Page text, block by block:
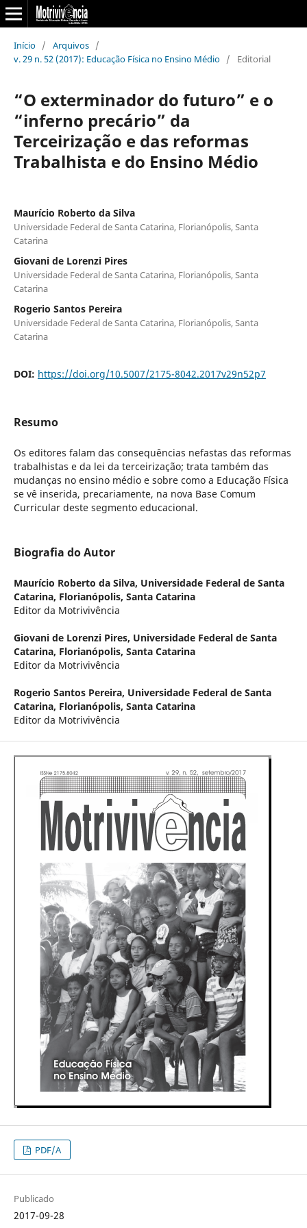
Início / Arquivos /
v. 29 n. 52 (2017): Educação Física no Ensino Médio / Editorial
“O exterminador do futuro” e o
“inferno precário” da
Terceirização e das reformas
Trabalhista e do Ensino Médio
Maurício Roberto da Silva
Universidade Federal de Santa Catarina, Florianópolis, Santa
Catarina
Giovani de Lorenzi Pires
Universidade Federal de Santa Catarina, Florianópolis, Santa
Catarina
Rogerio Santos Pereira
Universidade Federal de Santa Catarina, Florianópolis, Santa
Catarina
DOI: https://doi.org/10.5007/2175-8042.2017v29n52p7
Resumo
Os editores falam das consequências nefastas das reformas
trabalhistas e da lei da terceirização; trata também das
mudanças no ensino médio e sobre como a Educação Física
se vê inserida, precariamente, na nova Base Comum
Curricular deste segmento educacional.
Biografia do Autor
Maurício Roberto da Silva, Universidade Federal de Santa
Catarina, Florianópolis, Santa Catarina
Editor da Motrivivência
Giovani de Lorenzi Pires, Universidade Federal de Santa
Catarina, Florianópolis, Santa Catarina
Editor da Motrivivência
Rogerio Santos Pereira, Universidade Federal de Santa
Catarina, Florianópolis, Santa Catarina
Editor da Motrivivência
PDF/A
Publicado
2017-09-28